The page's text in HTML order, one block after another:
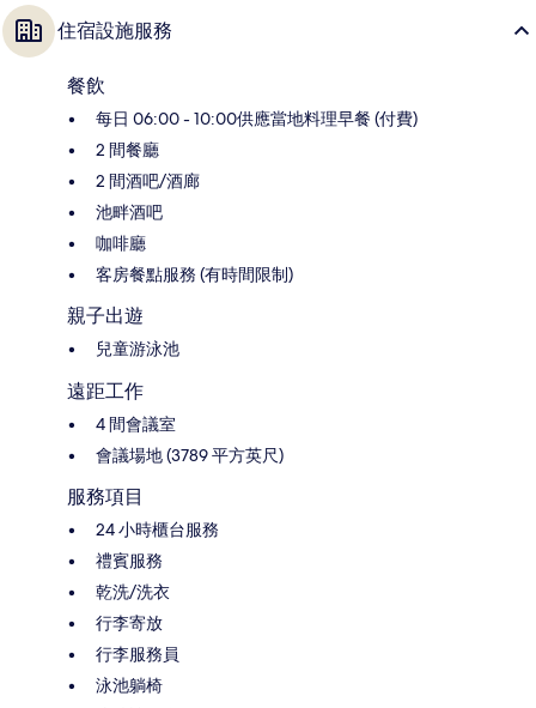
住宿設施服務
餐飲
每日 06:00 - 10:00供應當地料理早餐 (付費)
2 間餐廳
2 間酒吧/酒廊
池畔酒吧
咖啡廳
客房餐點服務 (有時間限制)
親子出遊
兒童游泳池
遠距工作
4 間會議室
會議場地 (3789 平方英尺)
服務項目
24 小時櫃台服務
禮賓服務
乾洗/洗衣
行李寄放
行李服務員
泳池躺椅